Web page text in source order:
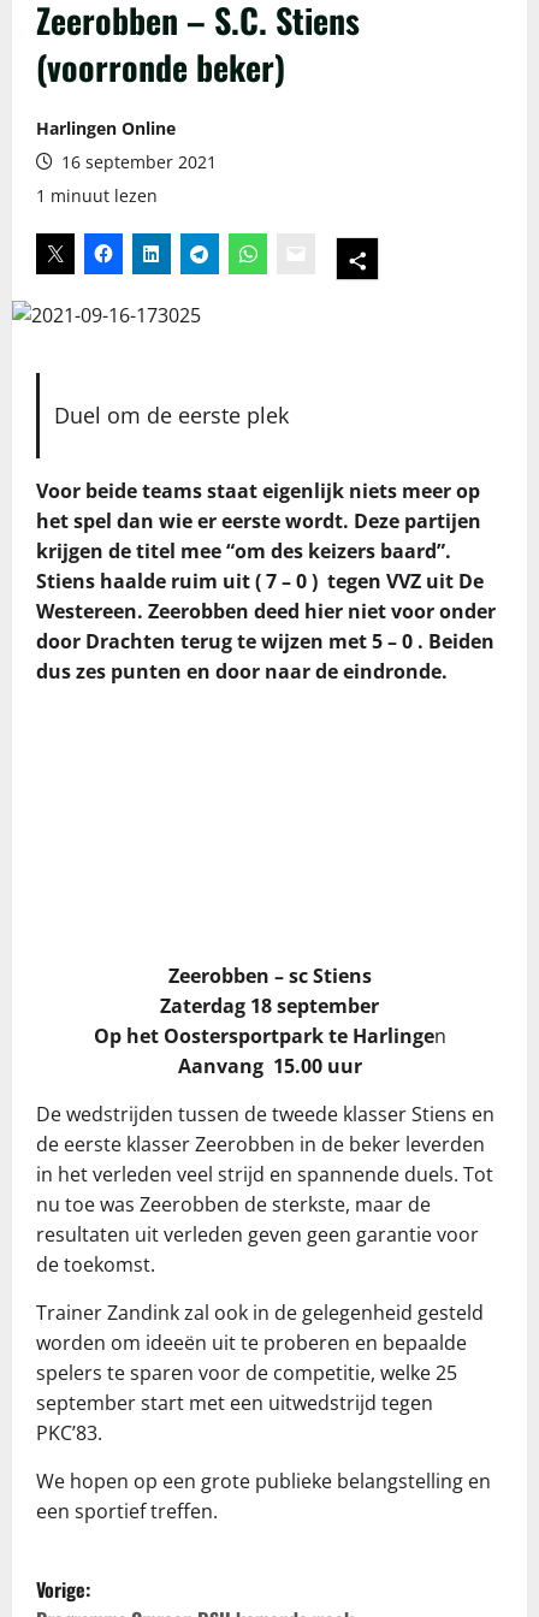
Zeerobben – S.C. Stiens
(voorronde beker)
Harlingen Online
16 september 2021
1 minuut lezen
Duel om de eerste plek
Voor beide teams staat eigenlijk niets meer op
het spel dan wie er eerste wordt. Deze partijen
krijgen de titel mee “om des keizers baard”.
Stiens haalde ruim uit ( 7 – 0 ) tegen VVZ uit De
Westereen. Zeerobben deed hier niet voor onder
door Drachten terug te wijzen met 5 – 0 . Beiden
dus zes punten en door naar de eindronde.
Zeerobben – sc Stiens
Zaterdag 18 september
Op het Oostersportpark te Harlingen
Aanvang 15.00 uur
De wedstrijden tussen de tweede klasser Stiens en
de eerste klasser Zeerobben in de beker leverden
in het verleden veel strijd en spannende duels. Tot
nu toe was Zeerobben de sterkste, maar de
resultaten uit verleden geven geen garantie voor
de toekomst.
Trainer Zandink zal ook in de gelegenheid gesteld
worden om ideeën uit te proberen en bepaalde
spelers te sparen voor de competitie, welke 25
september start met een uitwedstrijd tegen
PKC’83.
We hopen op een grote publieke belangstelling en
een sportief treffen.
B
Vorige: